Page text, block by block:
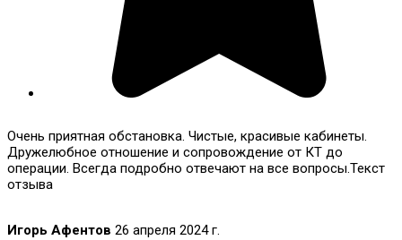
Очень приятная обстановка. Чистые, красивые кабинеты.
Дружелюбное отношение и сопровождение от КТ до
операции. Всегда подробно отвечают на все вопросы.Текст
отзыва
Игорь Афентов 26 апреля 2024 г.